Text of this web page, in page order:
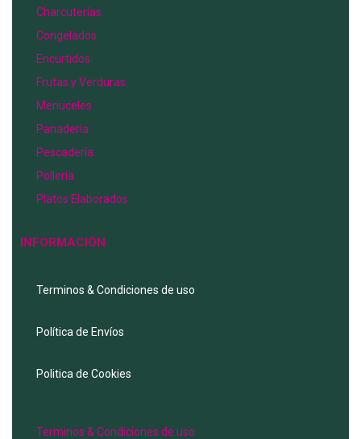
Charcuterías
Congelados
Encurtidos
Frutas y Verduras
Menuceles
Panadería
Pescadería
Pollería
Platos Elaborados
INFORMACIÓN
Terminos & Condiciones de uso
Política de Envíos
Politica de Cookies
Terminos & Condiciones de uso